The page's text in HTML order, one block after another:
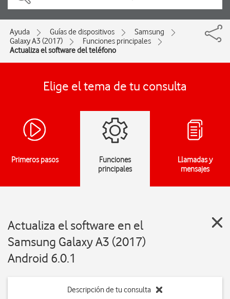
Ayuda Guías de dispositivos
Samsung
Galaxy A3 (2017)
Funciones principales
Actualiza el software del teléfono
Elige el tema de tu consulta
Primeros pasos
Funciones
principales
Llamadas y
mensajes
Actualiza el software en el
Samsung Galaxy A3 (2017)
Android 6.0.1
Descripción de tu consulta